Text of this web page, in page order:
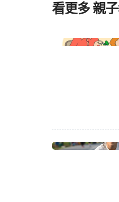
是玫瑰疹。 雖然每個孩子狀況略有不同，但多數玫瑰疹病程都相當典型。 玫瑰疹初期：突
現明顯咳嗽、流鼻水等呼吸道症狀。 部分孩子可能
精神與活動力看起
通常呈現淡粉紅色
密集，但多數不會出現水泡、膿泡或脫皮
嚴重」，但其實對
鬧嗎？ 除了高燒與
緒較不穩定等情況。 尤其有些孩子在退燒、出疹後，反而會比發燒時更沒精神，因此常讓
家長擔心是不是病情
動，通常仍屬玫瑰疹常見病程的一部分。 但
力下降、反覆嘔吐
疹伴隨明顯搔癢、
看更多 親